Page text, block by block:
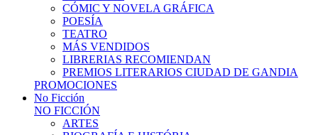
CÓMIC Y NOVELA GRÁFICA
POESÍA
TEATRO
MÁS VENDIDOS
LIBRERIAS RECOMIENDAN
PREMIOS LITERARIOS CIUDAD DE GANDIA
PROMOCIONES
No Ficción
NO FICCIÓN
ARTES